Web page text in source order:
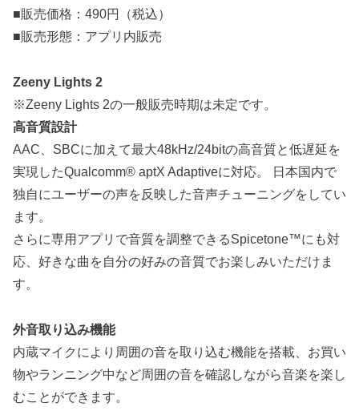
■販売価格：490円（税込）
■販売形態：アプリ内販売
Zeeny Lights 2
※Zeeny Lights 2の一般販売時期は未定です。
高音質設計
AAC、SBCに加えて最大48kHz/24bitの高音質と低遅延を
実現したQualcomm® aptX Adaptiveに対応。 日本国内で
独自にユーザーの声を反映した音声チューニングをしてい
ます。
さらに専用アプリで音質を調整できるSpicetone™にも対
応、好きな曲を自分の好みの音質でお楽しみいただけま
す。
外音取り込み機能
内蔵マイクにより周囲の音を取り込む機能を搭載、お買い
物やランニング中など周囲の音を確認しながら音楽を楽し
むことができます。